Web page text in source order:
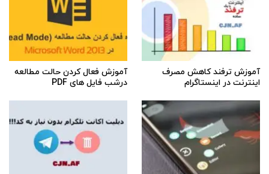
آموزش ترفند کاهش مصرف
اینترنت در اینستاگرام
آموزش فعال کردن حالت مطالعه
درشب فایل های PDF